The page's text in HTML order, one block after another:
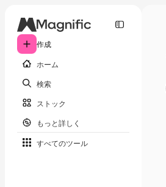
作成
ホーム
検索
ストック
もっと詳しく
すべてのツール